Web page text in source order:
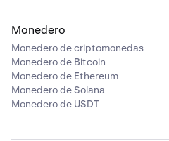
Monedero
Monedero de criptomonedas
Monedero de Bitcoin
Monedero de Ethereum
Monedero de Solana
Monedero de USDT